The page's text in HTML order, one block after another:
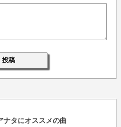
ナタにオススメの曲